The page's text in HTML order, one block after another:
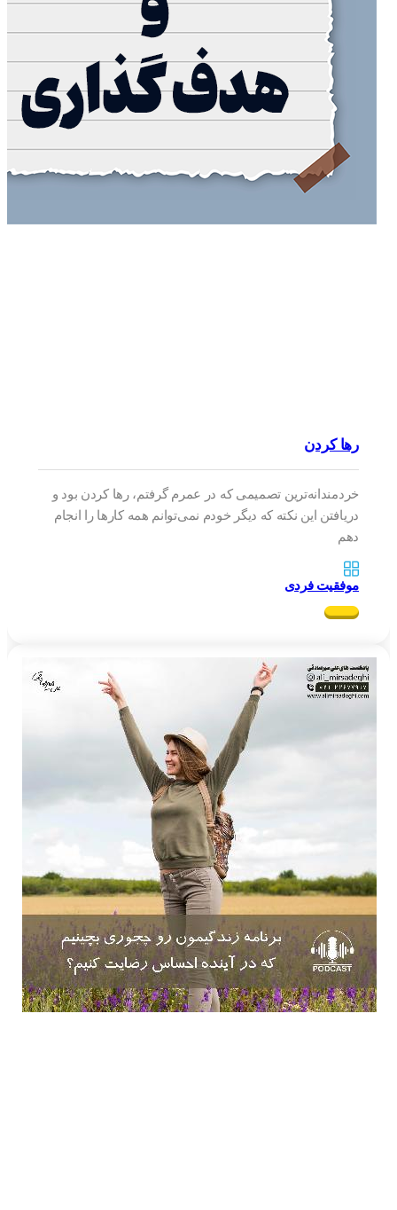
رها کردن
خردمندانه‌ترین تصمیمی که در عمرم گرفتم، رها کردن بود و
دریافتن این نکته که دیگر خودم نمی‌توانم همه کار‌ها را انجام
موفقیت فردی